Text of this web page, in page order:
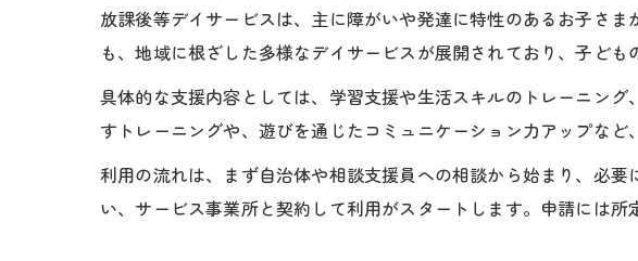
自治体との情
放課後等デイ
地域の支えとなる
放課後等デイ
保護者が知っ
放課後等デイ
放課後等デイサービスは、主に障がいや発達に特性のあるお子さ
も、地域に根ざした多様なデイサービスが展開されており、子ど
具体的な支援内容としては、学習支援や生活スキルのトレーニン
すトレーニングや、遊びを通じたコミュニケーション力アップなど
利用の流れは、まず自治体や相談支援員への相談から始まり、必
い、サービス事業所と契約して利用がスタートします。申請には